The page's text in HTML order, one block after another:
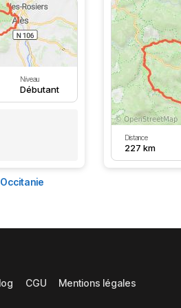
Niveau
Débutant
Distance
227 km
CGU Mentions légales